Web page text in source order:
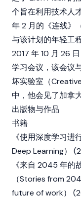
个旨在利用技术人
年 2 月的《连线》
与该计划的年轻工
2017 年 10 月 26
学习会议，该会议
坏实验室（
中，他会见了加拿
出版物与作品
书籍
《使用深度学习
Deep Learning）
《来自 2045 年的
（Stories from
future of work）